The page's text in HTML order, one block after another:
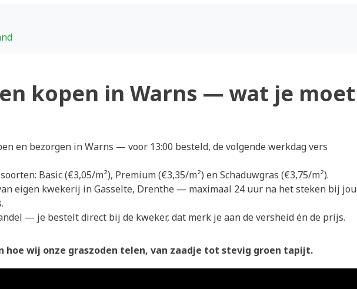
kopen in Warns — wat je moet
en bezorgen in Warns — voor 13:00 besteld, de volgende werkdag vers
Basic (€3,05/m²), Premium (€3,35/m²) en Schaduwgras (€3,75/m²).
eigen kwekerij in Gasselte, Drenthe — maximaal 24 uur na het steken bij jou
— je bestelt direct bij de kweker, dat merk je aan de versheid én de prijs.
hoe wij onze graszoden telen, van zaadje tot stevig groen tapijt.